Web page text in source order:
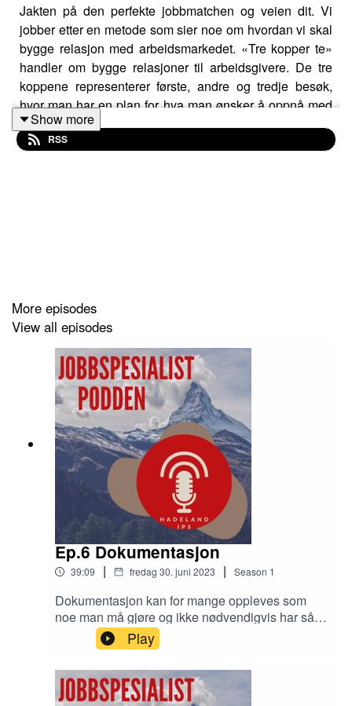
Jakten på den perfekte jobbmatchen og veien dit. Vi
jobber etter en metode som sier noe om hvordan vi skal
bygge relasjon med arbeidsmarkedet. «Tre kopper te»
handler om bygge relasjoner til arbeidsgivere. De tre
koppene representerer første, andre og tredje besøk,
hvor man har en plan for hva man ønsker å oppnå med
møte, før man går inn. Kopp 1: treffe arbeidsgiver for å
avtale et infomøte. Kopp 2: Gjennomføre avtalt infomøte
Show more
RSS
More episodes
View all episodes
Ep.6 Dokumentasjon
39:09 | fredag 30. juni 2023 | Season 1
Dokumentasjon kan for mange oppleves som
noe man må gjøre og ikke nødvendigvis har så
lyst til. Men trenger du noen gode grunner og
inspirasjon kan Morten og Marie ta dere gjennom
tema på en interresant måte.
Play